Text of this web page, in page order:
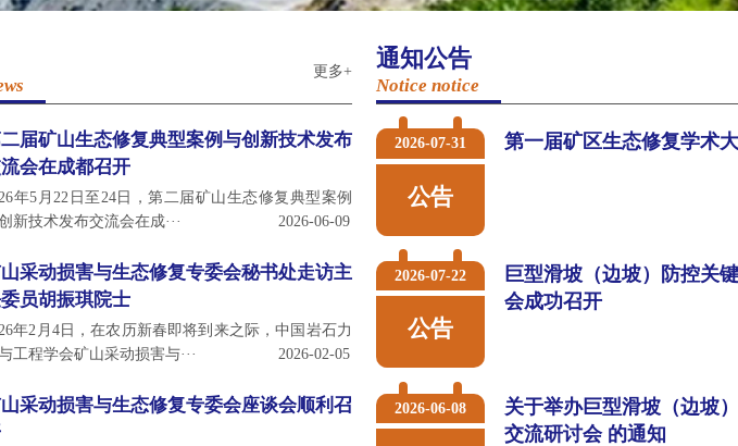
更多+
届矿山生态修复典型案例与创新技术发布
会在成都召开
年5月22日至24日，第二届矿山生态修复典型案例
新技术发布交流会在成···
2026-06-09
采动损害与生态修复专委会秘书处走访主
员胡振琪院士
年2月4日，在农历新春即将到来之际，中国岩石力
工程学会矿山采动损害与···
2026-02-05
采动损害与生态修复专委会座谈会顺利召
通知公告
Notice notice
2026-07-31
公告
第一届矿区生态修复学术
2026-07-22
公告
巨型滑坡（边坡）防控关
会成功召开
2026-06-08
关于举办巨型滑坡（边坡
交流研讨会 的通知